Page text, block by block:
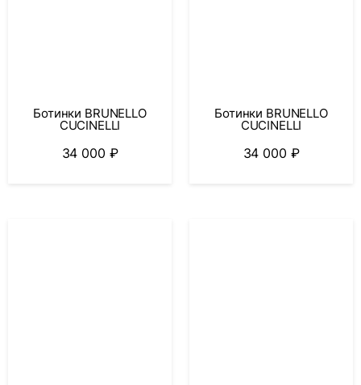
Ботинки BRUNELLO
CUCINELLI
34 000 ₽
Ботинки BRUNELLO
CUCINELLI
34 000 ₽